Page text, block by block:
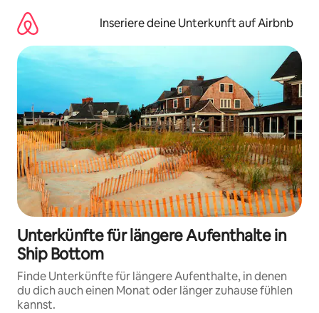
Inhalten
springen
Inseriere deine Unterkunft auf Airbnb
Unterkünfte für längere Aufenthalte in
Ship Bottom
Finde Unterkünfte für längere Aufenthalte, in denen
du dich auch einen Monat oder länger zuhause fühlen
kannst.